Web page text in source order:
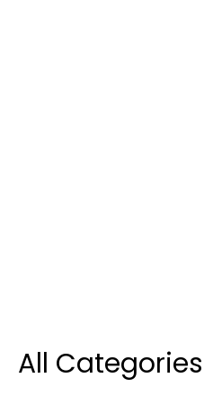
All Categories